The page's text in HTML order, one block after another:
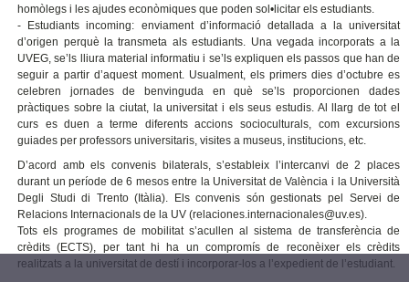
homòlegs i les ajudes econòmiques que poden sol•licitar els estudiants.
- Estudiants incoming: enviament d’informació detallada a la universitat
d’origen perquè la transmeta als estudiants. Una vegada incorporats a la
UVEG, se’ls lliura material informatiu i se’ls expliquen els passos que han de
seguir a partir d’aquest moment. Usualment, els primers dies d’octubre es
celebren jornades de benvinguda en què se’ls proporcionen dades
pràctiques sobre la ciutat, la universitat i els seus estudis. Al llarg de tot el
curs es duen a terme diferents accions socioculturals, com excursions
guiades per professors universitaris, visites a museus, institucions, etc.
D’acord amb els convenis bilaterals, s’estableix l’intercanvi de 2 places
durant un període de 6 mesos entre la Universitat de València i la Università
Degli Studi di Trento (Itàlia). Els convenis són gestionats pel Servei de
Relacions Internacionals de la UV (relaciones.internacionales@uv.es).
Tots els programes de mobilitat s’acullen al sistema de transferència de
crèdits (ECTS), per tant hi ha un compromís de reconèixer els crèdits
realitzats a la universitat de destí i incorporar-los a l’expedient de l’estudiant.